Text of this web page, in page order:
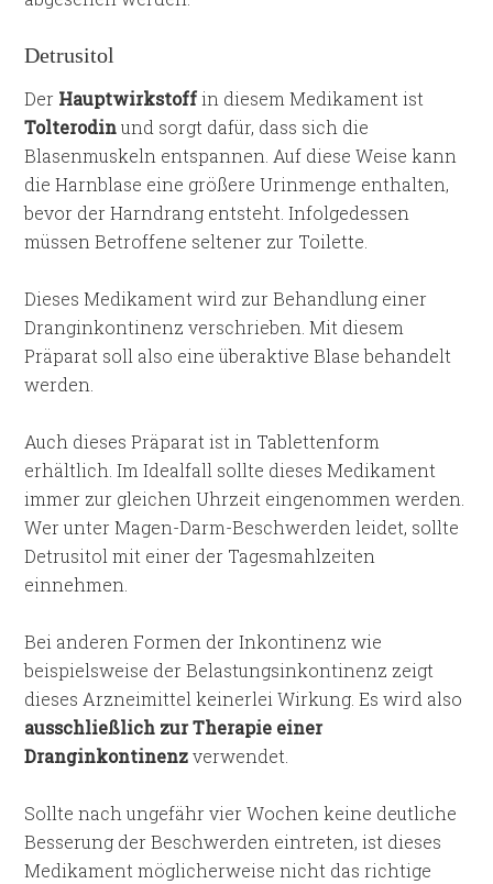
Detrusitol
Der Hauptwirkstoffin diesem Medikament ist
Tolterodinund sorgt dafür, dass sich die
Blasenmuskeln entspannen. Auf diese Weise kann
die Harnblase eine größere Urinmenge enthalten,
bevor der Harndrang entsteht. Infolgedessen
müssen Betroffene seltener zur Toilette.
Dieses Medikament wird zur Behandlung einer
Dranginkontinenz verschrieben. Mit diesem
Präparat soll also eine überaktive Blase behandelt
werden.
Auch dieses Präparat ist in Tablettenform
erhältlich. Im Idealfall sollte dieses Medikament
immer zur gleichen Uhrzeit eingenommen werden.
Wer unter Magen-Darm-Beschwerden leidet, sollte
Detrusitol mit einer der Tagesmahlzeiten
einnehmen.
Bei anderen Formen der Inkontinenz wie
beispielsweise der Belastungsinkontinenz zeigt
dieses Arzneimittel keinerlei Wirkung. Es wird also
ausschließlich zur Therapie einer
Dranginkontinenzverwendet.
Sollte nach ungefähr vier Wochen keine deutliche
Besserung der Beschwerden eintreten, ist dieses
Medikament möglicherweise nicht das richtige